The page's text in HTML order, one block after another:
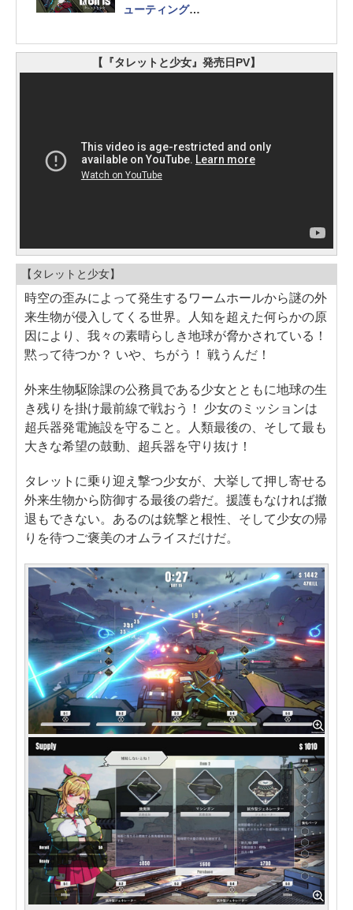
ューティング
演出も
【『タレットと少女』発売日PV】
【タレットと少女】
時空の歪みによって発生するワームホールから謎の外
来生物が侵入してくる世界。人知を超えた何らかの原
因により、我々の素晴らしき地球が脅かされている！
黙って待つか？ いや、ちがう！ 戦うんだ！
外来生物駆除課の公務員である少女とともに地球の生
き残りを掛け最前線で戦おう！ 少女のミッションは
超兵器発電施設を守ること。人類最後の、そして最も
大きな希望の鼓動、超兵器を守り抜け！
タレットに乗り迎え撃つ少女が、大挙して押し寄せる
外来生物から防御する最後の砦だ。援護もなければ撤
退もできない。あるのは銃撃と根性、そして少女の帰
りを待つご褒美のオムライスだけだ。